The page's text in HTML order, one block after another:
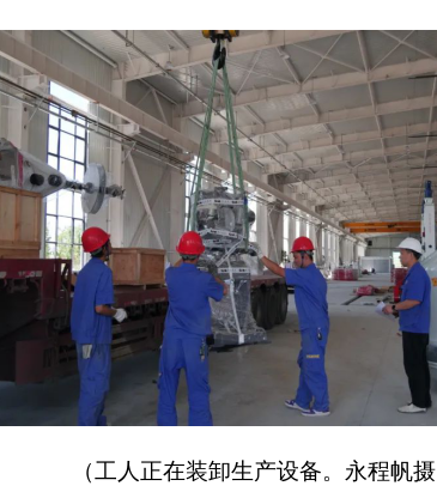
（工人正在装卸生产设备。永程帆摄